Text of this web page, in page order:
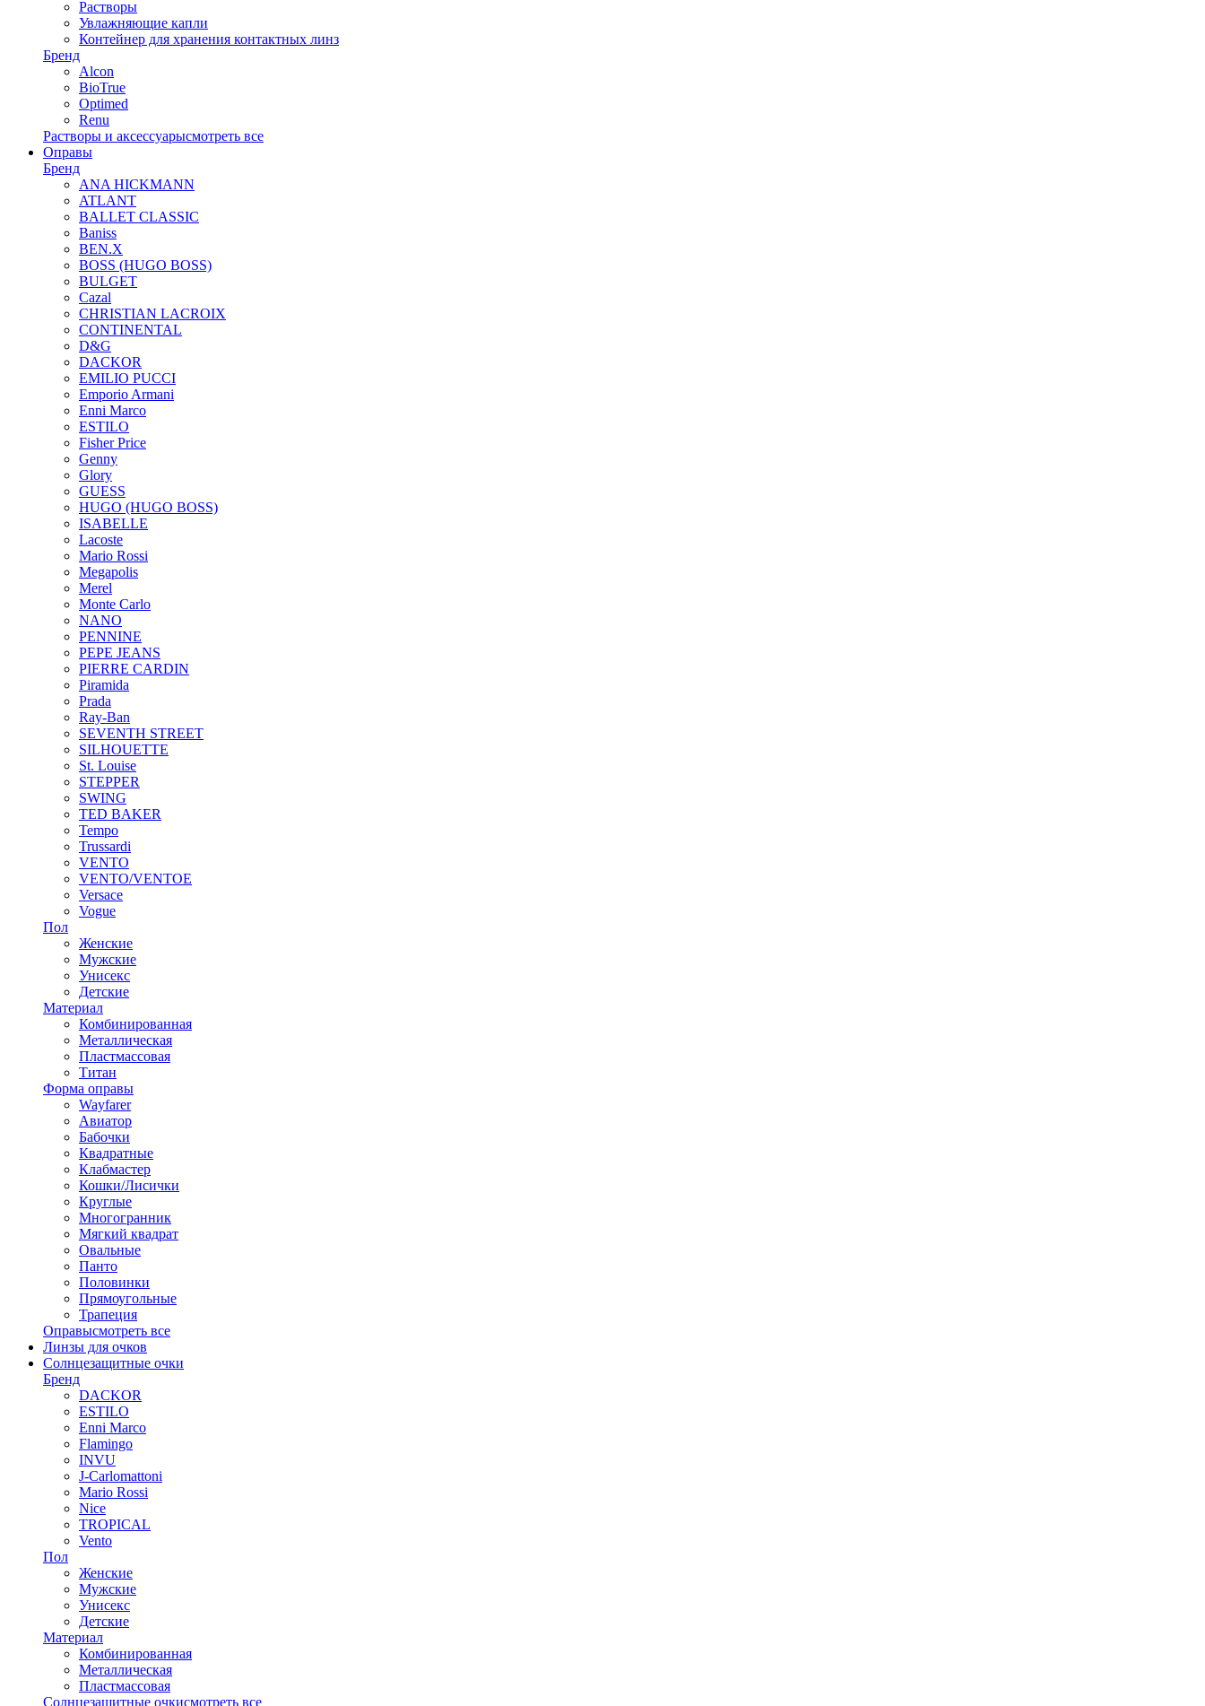
Растворы
Увлажняющие капли
Контейнер для хранения контактных линз
Бренд
Alcon
BioTrue
Optimed
Renu
Растворы и аксессуарысмотреть все
Оправы
Бренд
ANA HICKMANN
ATLANT
BALLET CLASSIC
Baniss
BEN.X
BOSS (HUGO BOSS)
BULGET
Cazal
CHRISTIAN LACROIX
CONTINENTAL
D&G
DACKOR
EMILIO PUCCI
Emporio Armani
Enni Marco
ESTILO
Fisher Price
Genny
Glory
GUESS
HUGO (HUGO BOSS)
ISABELLE
Lacoste
Mario Rossi
Megapolis
Merel
Monte Carlo
NANO
PENNINE
PEPE JEANS
PIERRE CARDIN
Piramida
Prada
Ray-Ban
SEVENTH STREET
SILHOUETTE
St. Louise
STEPPER
SWING
TED BAKER
Tempo
Trussardi
VENTO
VENTO/VENTOE
Versace
Vogue
Пол
Женские
Мужские
Унисекс
Детские
Материал
Комбинированная
Металлическая
Пластмассовая
Титан
Форма оправы
Wayfarer
Авиатор
Бабочки
Квадратные
Клабмастер
Кошки/Лисички
Круглые
Многогранник
Мягкий квадрат
Овальные
Панто
Половинки
Прямоугольные
Трапеция
Оправысмотреть все
Линзы для очков
Солнцезащитные очки
Бренд
DACKOR
ESTILO
Enni Marco
Flamingo
INVU
J-Carlomattoni
Mario Rossi
Nice
TROPICAL
Vento
Пол
Женские
Мужские
Унисекс
Детские
Материал
Комбинированная
Металлическая
Пластмассовая
Солнцезащитные очкисмотреть все